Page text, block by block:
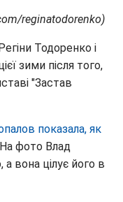
reginatodorenko)
Тодоренко і
зими після того,
"Застав
показала, як
фото Влад
вона цілує його в